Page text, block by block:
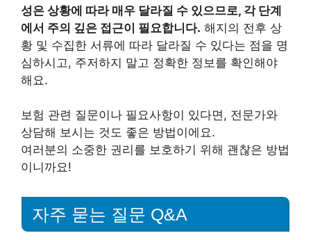
성은 상황에 따라 매우 달라질 수 있으므로, 각 단계
에서 주의 깊은 접근이 필요합니다. 해지의 전후 상
황 및 수집한 서류에 따라 달라질 수 있다는 점을 명
심하시고, 주저하지 말고 정확한 정보를 확인해야
해요.
보험 관련 질문이나 필요사항이 있다면, 전문가와
상담해 보시는 것도 좋은 방법이에요.
여러분의 소중한 권리를 보호하기 위해 괜찮은 방법
이니까요!
자주 묻는 질문 Q&A